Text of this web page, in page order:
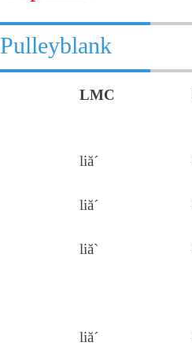
Pulleyblank
LMC
liă´
liă´
liă`
liă´